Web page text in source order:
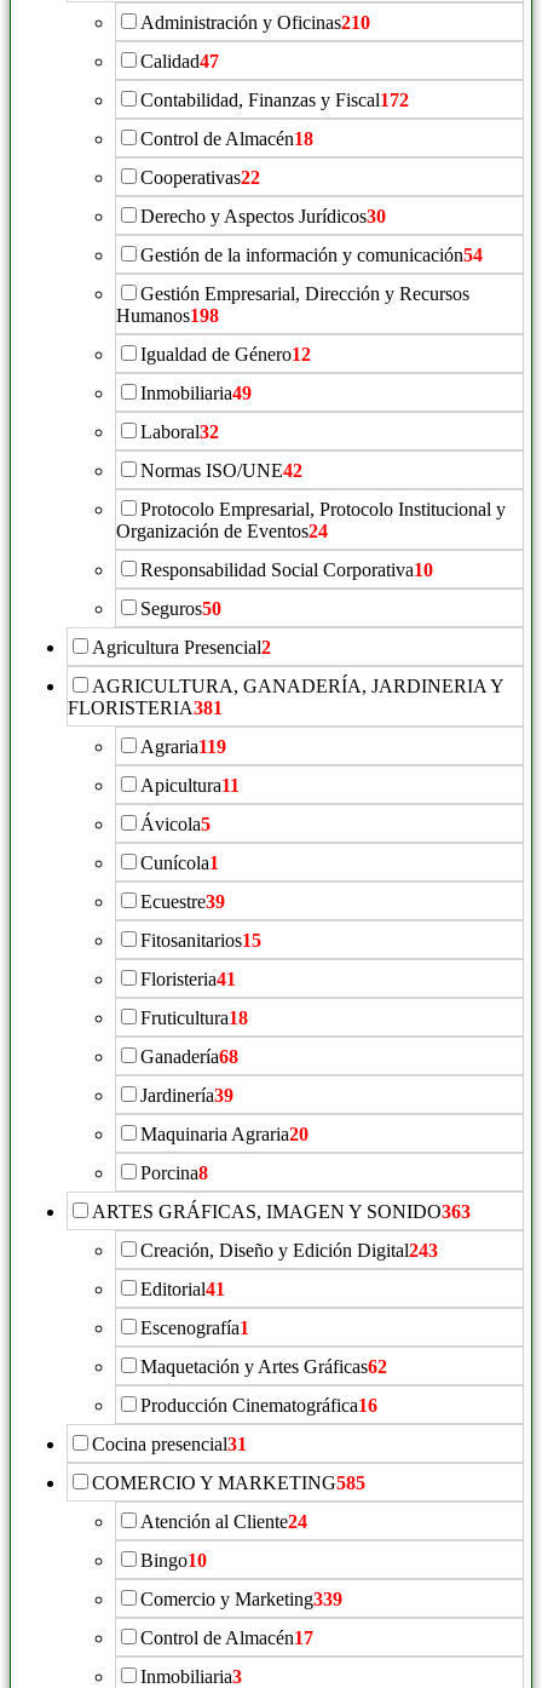
Administración y Oficinas210
Calidad47
Contabilidad, Finanzas y Fiscal172
Control de Almacén18
Cooperativas22
Derecho y Aspectos Jurídicos30
Gestión de la información y comunicación54
Gestión Empresarial, Dirección y Recursos
Humanos198
Igualdad de Género12
Inmobiliaria49
Laboral32
Normas ISO/UNE42
Protocolo Empresarial, Protocolo Institucional y
Organización de Eventos24
Responsabilidad Social Corporativa10
Seguros50
Agricultura Presencial2
AGRICULTURA, GANADERÍA, JARDINERIA Y
FLORISTERIA381
Agraria119
Apicultura11
Ávicola5
Cunícola1
Ecuestre39
Fitosanitarios15
Floristeria41
Fruticultura18
Ganadería68
Jardinería39
Maquinaria Agraria20
Porcina8
ARTES GRÁFICAS, IMAGEN Y SONIDO363
Creación, Diseño y Edición Digital243
Editorial41
Escenografía1
Maquetación y Artes Gráficas62
Producción Cinematográfica16
Cocina presencial31
COMERCIO Y MARKETING585
Atención al Cliente24
Bingo10
Comercio y Marketing339
Control de Almacén17
Inmobiliaria3